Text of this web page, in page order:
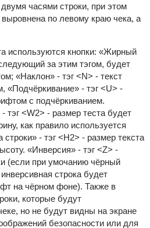
часями строки, при этом
выровнена по левому краю чека, а
используются кнопки: «Жирный
за этим тэгом, будет
«Наклон» - тэг <N> - текст
«Подчёркивание» - тэг <U> -
с подчёркиванием.
тэг <W2> - размер теста будет
как правило используется
- тэг <H2> - размер текста
«Инверсия» - тэг <Z> -
(если при умочанию чёрный
строка будет
на чёрном фоне). Также в
которые будут
но не будут видны на экране
безопасности или для